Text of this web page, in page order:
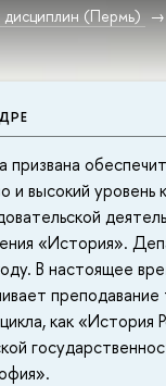
(Пермь)
призвана
и высокий уровень
«История».
В настоящее
преподавание
как «История